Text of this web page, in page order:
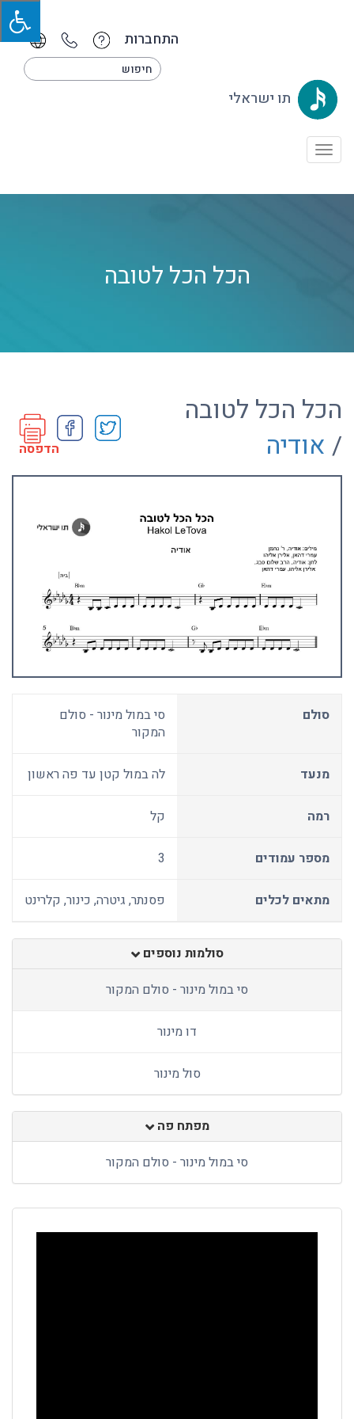
התחברות
תו ישראלי
Toggle
הכל הכל לטובה
הכל הכל לטובה
/ אודיה הדפסה
סולם
סי במול מינור - סולם
המקור
מנעד לה במול קטן עד פה ראשון
רמה קל
מספר עמודים 3
מתאים לכלים פסנתר, גיטרה, כינור, קלרינט
סולמות נוספים
סי במול מינור - סולם המקור
דו מינור
סול מינור
מפתח פה
סי במול מינור - סולם המקור